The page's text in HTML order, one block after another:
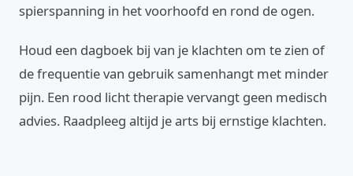
spierspanning in het voorhoofd en rond de ogen.
Houd een dagboek bij van je klachten om te zien of
de frequentie van gebruik samenhangt met minder
pijn. Een rood licht therapie vervangt geen medisch
advies. Raadpleeg altijd je arts bij ernstige klachten.